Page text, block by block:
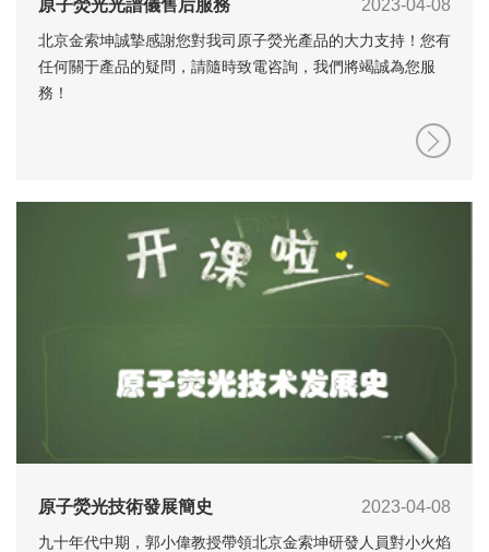
2023-04-08
原子熒光光譜儀售后服務
北京金索坤誠摯感謝您對我司原子熒光產品的大力支持！您有
任何關于產品的疑問，請隨時致電咨詢，我們將竭誠為您服
務！
2023-04-08
原子熒光技術發展簡史
九十年代中期，郭小偉教授帶領北京金索坤研發人員對小火焰